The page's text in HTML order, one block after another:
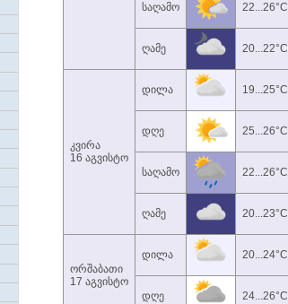
საღამო 22...26°C
ღამე 20...22°C
კვირა
16 აგვისტო
დილა 19...25°C
დღე 25...26°C
საღამო 22...26°C
ღამე 20...23°C
ორშაბათი
17 აგვისტო
დილა 20...24°C
დღე 24...26°C